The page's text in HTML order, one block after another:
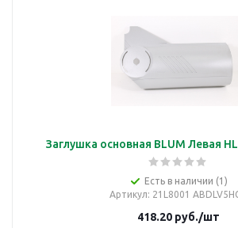
Заглушка основная BLUM Левая
Есть в наличии (1)
Артикул: 21L8001
418.20руб./шт